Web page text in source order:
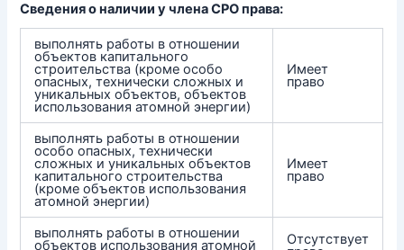
Сведения о наличии у члена СРО права:
выполнять работы в отношении
объектов капитального
строительства (кроме особо
опасных, технически сложных и
уникальных объектов, объектов
использования атомной энергии)
Имеет
право
выполнять работы в отношении
особо опасных, технически
сложных и уникальных объектов
капитального строительства
(кроме объектов использования
атомной энергии)
Имеет
право
выполнять работы в отношении
объектов использования атомной Отсутствует